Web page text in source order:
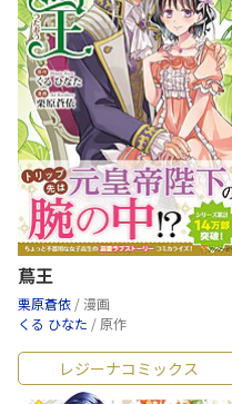
蔦王
栗原蒼依 / 漫画
くる ひなた / 原作
レジーナコミックス